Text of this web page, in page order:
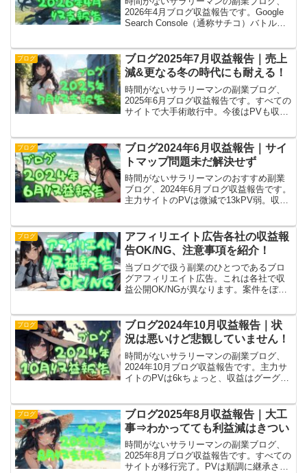
2026年4月ブログ収益報告です。Google
Search Console（通称サチコ）バトル完
ブログ
ブログ2025年7月収益報告｜売上
減&更なる冬の時代にも耐える！
時間がないサラリーマンの副業ブログ、
2025年6月ブログ収益報告です。すべての
サイトで大手術敢行中。今後はPVも収益
程度にコツコツ進めます。……本当に復
活できるの？
ブログ
ブログ2024年6月収益報告｜サイ
トマップ問題未だ解決せず
時間がないサラリーマンのおすすめ副業
ブログ、2024年6月ブログ収益報告です。
主力サイトのPVは微減で13kPV弱。収益
ックス問題はいまだ解決せずです！
ブログ
アフィリエイト広告各社の収益報
告OK/NG、注意事項を紹介！
当ブログで扱う副業のひとつであるブロ
グアフィリエイト広告。これは各社で収
益公開OK/NGが異なります。案件をぼか
これらをわかりやすく解説したサイトの
備忘録的まとめです。
ブログ
ブログ2024年10月収益報告｜状
況は悪いけど悲観していません！
時間がないサラリーマンの副業ブログ、
2024年10月ブログ収益報告です。主力サ
イトのPVは6kちょっと、収益はグーグル
なんですけど、最近出てきたやる気で解
決だ！
ブログ
ブログ2025年8月収益報告｜大工
事⇒わかってても利益減はきつい
時間がないサラリーマンの副業ブログ、
2025年8月ブログ収益報告です。すべての
サイトが移行完了。PVは順調に継承され